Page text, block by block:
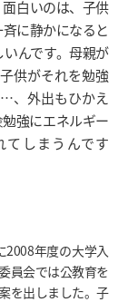
白いのは、子供
に静かになると
んです。母親が
供がそれを勉強
、外出もひかえ
強にエネルギー
しまうんです
2008年度の大学入
員会では公教育を
を出しました。子